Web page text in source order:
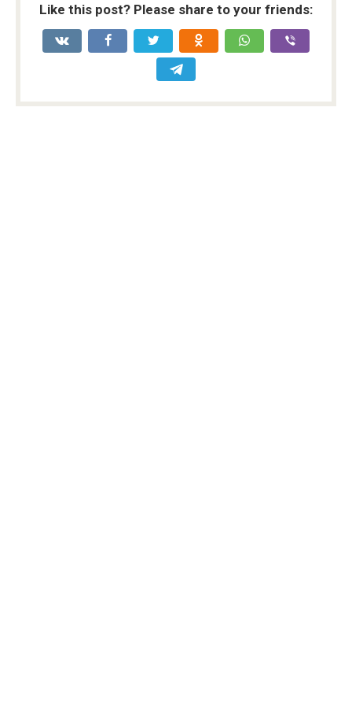
Like this post? Please share to your friends: